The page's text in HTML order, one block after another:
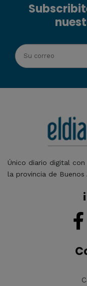
Único diario digital
la provincia de Buenos